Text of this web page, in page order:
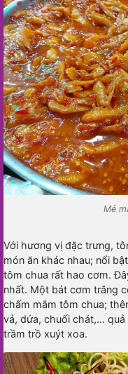
Mẻ
Với hương vị đặc trưng,
món ăn khác nhau; nổi
tôm chua rất hao cơm.
nhất. Một bát cơm trắng
chấm mắm tôm chua;
vả, dứa, chuối chát,…
trầm trồ xuýt xoa.